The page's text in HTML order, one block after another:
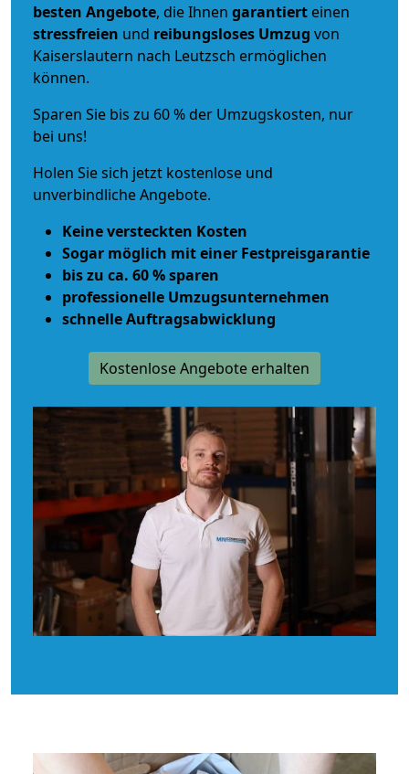
besten Angebote, die Ihnen garantiert einen
stressfreien und reibungsloses Umzug von
Kaiserslautern nach Leutzsch ermöglichen
können.
Sparen Sie bis zu 60 % der Umzugskosten, nur
bei uns!
Holen Sie sich jetzt kostenlose und
unverbindliche Angebote.
Keine versteckten Kosten
Sogar möglich mit einer Festpreisgarantie
bis zu ca. 60 % sparen
professionelle Umzugsunternehmen
schnelle Auftragsabwicklung
Kostenlose Angebote erhalten